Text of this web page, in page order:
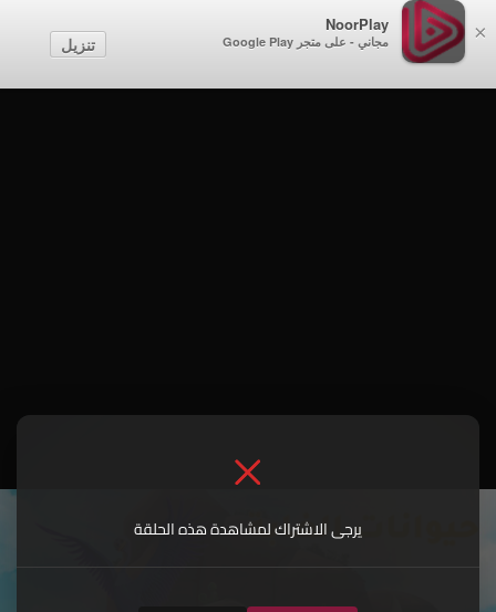
×
NoorPlay
مجاني - على متجر Google Play تنزيل
يرجى الاشتراك لمشاهدة هذه الحلقة